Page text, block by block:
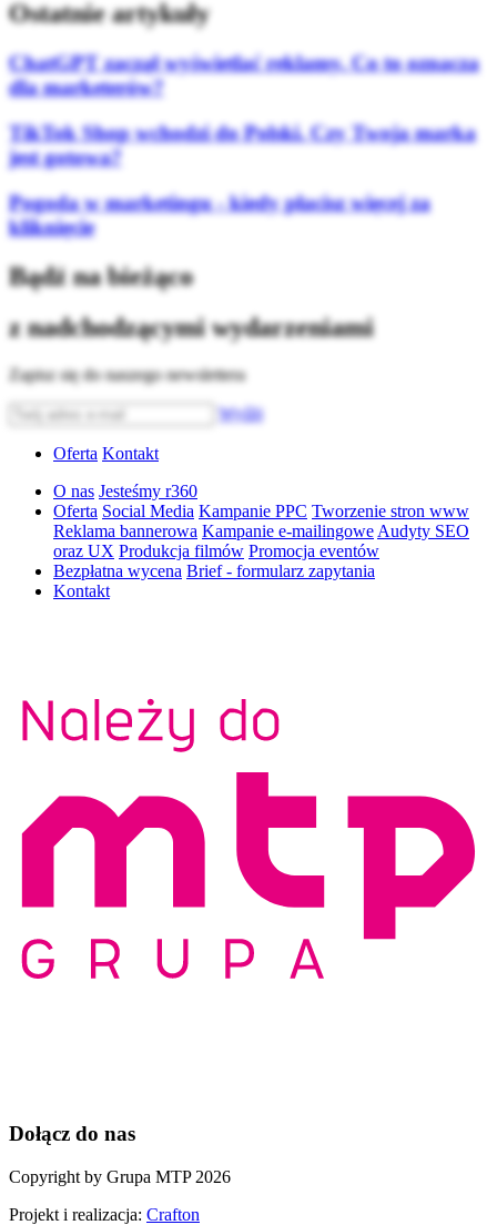
Ostatnie artykuły
ChatGPT zaczął wyświetlać reklamy. Co to oznacza
dla marketerów?
TikTok Shop wchodzi do Polski. Czy Twoja marka
jest gotowa?
Pogoda w marketingu - kiedy płacisz więcej za
kliknięcie
Bądź na bieżąco
z nadchodzącymi wydarzeniami
Zapisz się do naszego newslettera
Wyślij
Oferta Kontakt
O nas Jesteśmy r360
Oferta Social Media Kampanie PPC Tworzenie stron www
Reklama bannerowa Kampanie e-mailingowe Audyty SEO
oraz UX Produkcja filmów Promocja eventów
Bezpłatna wycena Brief - formularz zapytania
Kontakt
Dołącz do nas
Copyright by Grupa MTP 2026
Projekt i realizacja: Crafton